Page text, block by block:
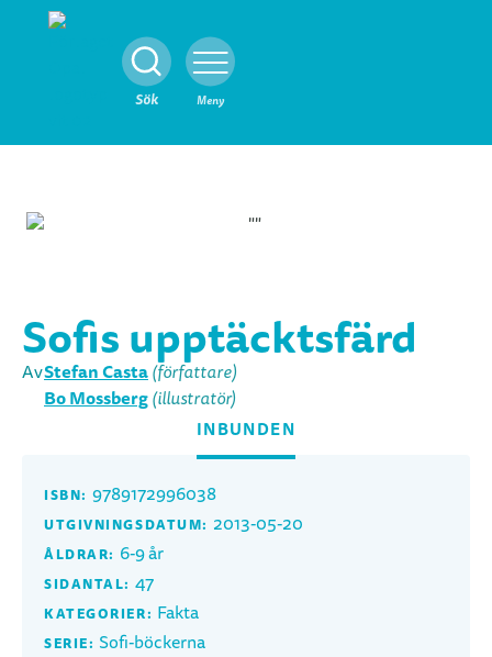
Sök
Stäng Meny
Sofis upptäcktsfärd
AvStefan Casta(författare)
Bo Mossberg(illustratör)
INBUNDEN
ISBN: 9789172996038
UTGIVNINGSDATUM: 2013-05-20
ÅLDRAR: 6-9 år
SIDANTAL: 47
KATEGORIER: Fakta
SERIE: Sofi-böckerna